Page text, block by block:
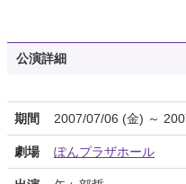
公演詳細
期間 2007/07/06 (金) ～
劇場 ぽんプラザホール